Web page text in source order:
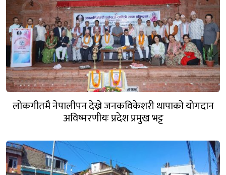
लोकगीतमै नेपालीपन देख्ने जनकविकेशरी थापाको योगदान
अविष्मरणीयः प्रदेश प्रमुख भट्ट